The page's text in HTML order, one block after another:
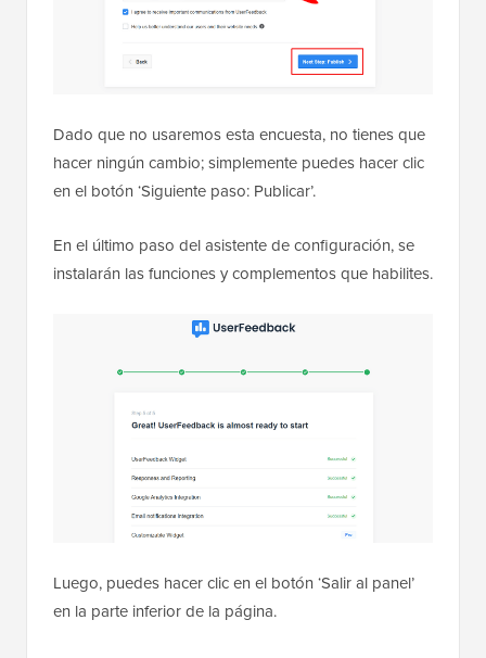
Dado que no usaremos esta encuesta, no tienes que
hacer ningún cambio; simplemente puedes hacer clic
en el botón ‘Siguiente paso: Publicar’.
En el último paso del asistente de configuración, se
instalarán las funciones y complementos que habilites.
Luego, puedes hacer clic en el botón ‘Salir al panel’
en la parte inferior de la página.